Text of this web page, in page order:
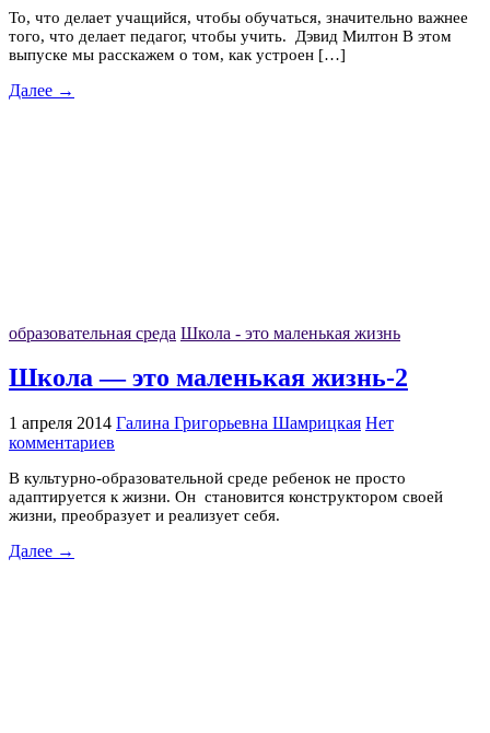
То, что делает учащийся, чтобы обучаться, значительно важнее
того, что делает педагог, чтобы учить. Дэвид Милтон В этом
выпуске мы расскажем о том, как устроен […]
Далее →
образовательная среда Школа - это маленькая жизнь
Школа — это маленькая жизнь-2
1 апреля 2014 Галина Григорьевна Шамрицкая Нет
комментариев
В культурно-образовательной среде ребенок не просто
адаптируется к жизни. Он становится конструктором своей
жизни, преобразует и реализует себя.
Далее →